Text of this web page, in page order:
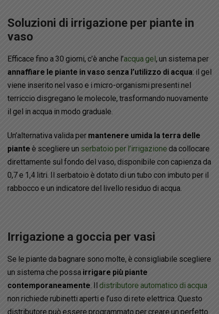
Soluzioni di irrigazione per piante in
vaso
Efficace fino a 30 giorni, c’è anche l’acqua gel, un sistema per
annaffiare le piante in vaso senza l’utilizzo di acqua: il gel
viene inserito nel vaso e i micro-organismi presenti nel
terriccio disgregano le molecole, trasformando nuovamente
il gel in acqua in modo graduale.
Un’alternativa valida per mantenere umida la terra delle
piante è scegliere un serbatoio per l’irrigazione da collocare
direttamente sul fondo del vaso, disponibile con capienza da
0,7 e 1,4 litri. Il serbatoio è dotato di un tubo con imbuto per il
rabbocco e un indicatore del livello residuo di acqua.
Irrigazione a goccia per vasi
Se le piante da bagnare sono molte, è consigliabile scegliere
un sistema che possa irrigare più piante
contemporaneamente. Il distributore automatico di acqua
non richiede rubinetti aperti e l’uso di rete elettrica. Questo
distributore può essere programmato per creare un perfetto